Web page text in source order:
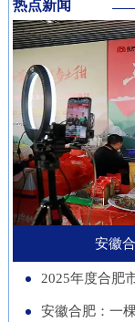
热点新闻
安徽
2025年度合肥
安徽合肥：一